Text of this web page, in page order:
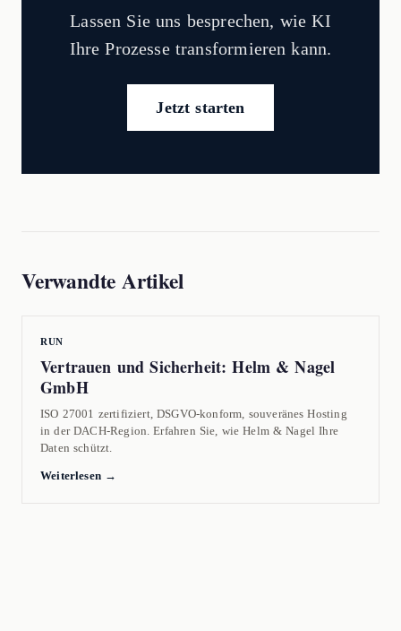
Lassen Sie uns besprechen, wie KI
Ihre Prozesse transformieren kann.
Jetzt starten
Verwandte Artikel
RUN
Vertrauen und Sicherheit: Helm & Nagel
GmbH
ISO 27001 zertifiziert, DSGVO-konform, souveränes Hosting
in der DACH-Region. Erfahren Sie, wie Helm & Nagel Ihre
Daten schützt.
Weiterlesen →